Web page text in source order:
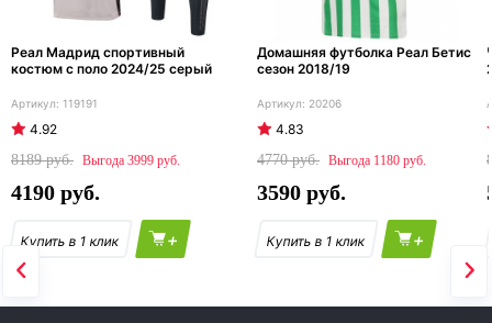
Реал Мадрид спортивный
костюм с поло 2024/25 серый
119191
4.92
8189
3999
4190
+
Домашняя футболка Реал Бетис
сезон 2018/19
20206
4.83
4770
1180
3590
+